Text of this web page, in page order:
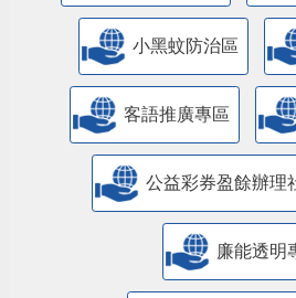
小黑蚊防治區
客語推廣專區
公益彩券盈餘辦理
廉能透明